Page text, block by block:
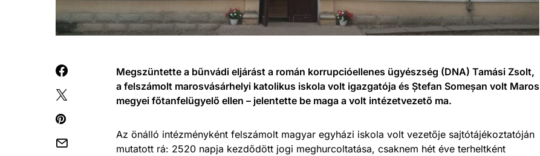
Megszüntette a bűnvádi eljárást a román korrupcióellenes ügyészség (DNA) Tamási Zsolt,
a felszámolt marosvásárhelyi katolikus iskola volt igazgatója és Ștefan Someșan volt Maros
megyei főtanfelügyelő ellen – jelentette be maga a volt intézetvezető ma.
Az önálló intézményként felszámolt magyar egyházi iskola volt vezetője sajtótájékoztatóján
mutatott rá: 2520 napja kezdődött jogi meghurcoltatása, csaknem hét éve terheltként